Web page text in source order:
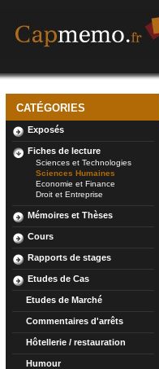
CATÉGORIES
Exposés
Fiches de lecture
Sciences et Technologies
Sciences Humaines
Economie et Finance
Droit et Entreprise
Mémoires et Thèses
Cours
Rapports de stages
Etudes de Cas
Etudes de Marché
Commentaires d'arrêts
Hôtellerie / restauration
Humour